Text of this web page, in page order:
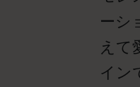
ーシ
えて
イン